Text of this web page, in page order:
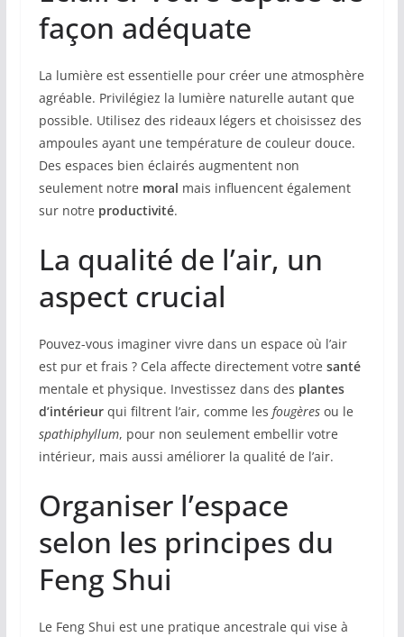
façon adéquate
La lumière est essentielle pour créer une atmosphère
agréable. Privilégiez la lumière naturelle autant que
possible. Utilisez des rideaux légers et choisissez des
ampoules ayant une température de couleur douce.
Des espaces bien éclairés augmentent non
seulement notre moral mais influencent également
sur notre productivité.
La qualité de l’air, un
aspect crucial
Pouvez-vous imaginer vivre dans un espace où l’air
est pur et frais ? Cela affecte directement votre santé
mentale et physique. Investissez dans des plantes
d’intérieurqui filtrent l’air, comme les fougèresou le
spathiphyllum, pour non seulement embellir votre
intérieur, mais aussi améliorer la qualité de l’air.
Organiser l’espace
selon les principes du
Feng Shui
Le Feng Shui est une pratique ancestrale qui vise à